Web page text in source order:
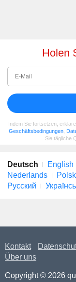
Holen
Indem Sie fortsetzen,
Geschäftsbedingungen
Sie tägliche
Deutsch English
Nederlands
Русский
Kontakt
Über uns
Copyright © 2026